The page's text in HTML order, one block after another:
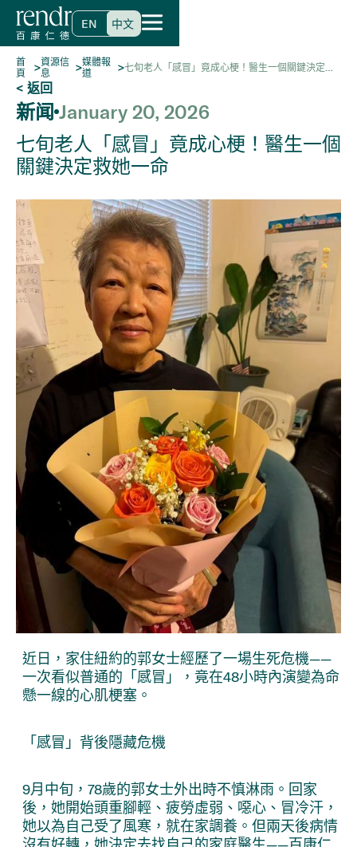
EN 中文
首
頁
>資源信
息
>媒體報
道
>七旬老人「感冒」竟成心梗！醫生一個關鍵決定救
< 返回
新闻 January 20, 2026
七旬老人「感冒」竟成心梗！醫生一個
關鍵決定救她一命
近日，家住紐約的郭女士經歷了一場生死危機——
一次看似普通的「感冒」，竟在48小時內演變為命
懸一線的心肌梗塞。
「感冒」背後隱藏危機
9月中旬，78歲的郭女士外出時不慎淋雨。回家
後，她開始頭重腳輕、疲勞虛弱、噁心、冒冷汗，
她以為自己受了風寒，就在家調養。但兩天後病情